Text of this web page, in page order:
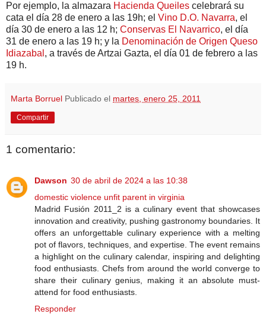
Por ejemplo, la almazara Hacienda Queiles celebrará su
cata el día 28 de enero a las 19h; el Vino D.O. Navarra, el
día 30 de enero a las 12 h; Conservas El Navarrico, el día
31 de enero a las 19 h; y la Denominación de Origen Queso
Idiazabal , a través de Artzai Gazta, el día 01 de febrero a las
19 h.
Marta Borruel Publicado el martes, enero 25, 2011
Compartir
1 comentario:
Dawson 30 de abril de 2024 a las 10:38
domestic violence unfit parent in virginia
Madrid Fusión 2011_2 is a culinary event that showcases
innovation and creativity, pushing gastronomy boundaries. It
offers an unforgettable culinary experience with a melting
pot of flavors, techniques, and expertise. The event remains
a highlight on the culinary calendar, inspiring and delighting
food enthusiasts. Chefs from around the world converge to
share their culinary genius, making it an absolute must-
attend for food enthusiasts.
Responder